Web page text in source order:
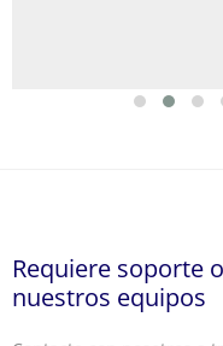
Requiere soporte
nuestros equipos